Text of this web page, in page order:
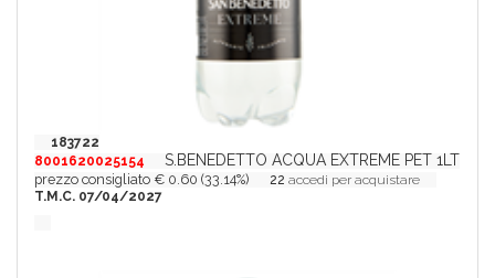
183722
8001620025154
S.BENEDETTO ACQUA EXTREME PET 1LT
prezzo consigliato € 0.60 (33.14%) 22 accedi per acquistare
T.M.C. 07/04/2027